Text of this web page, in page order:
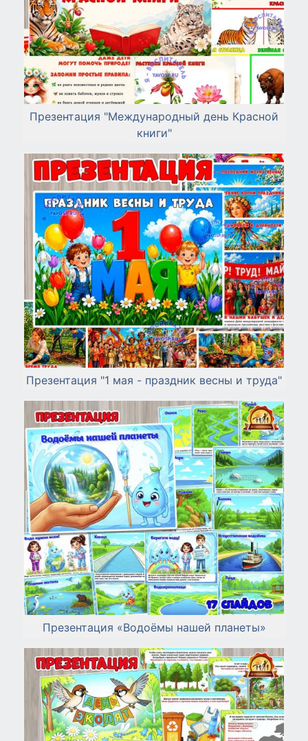
Презентация "Международный день Красной
книги"
Презентация "1 мая - праздник весны и труда"
Презентация «Водоёмы нашей планеты»